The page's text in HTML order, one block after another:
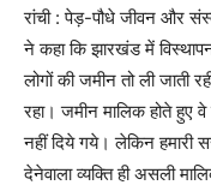
रांची : पेड़-पौधे जीवन और
ने कहा कि झारखंड में
लोगों की जमीन तो ली जाती
रहा। जमीन मालिक होते हुए
नहीं दिये गये। लेकिन हमारी
देनेवाला व्यक्ति ही असली